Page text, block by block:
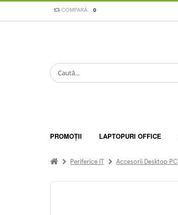
COMPARĂ 0
PROMOȚII LAPTOPURI OFFICE
Periferice IT Accesorii Desktop PC